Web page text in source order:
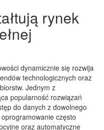
rynek
dynamicznie się rozwija
technologicznych oraz
Jednym z
popularność rozwiązań
do danych z dowolnego
często
oraz automatyczne